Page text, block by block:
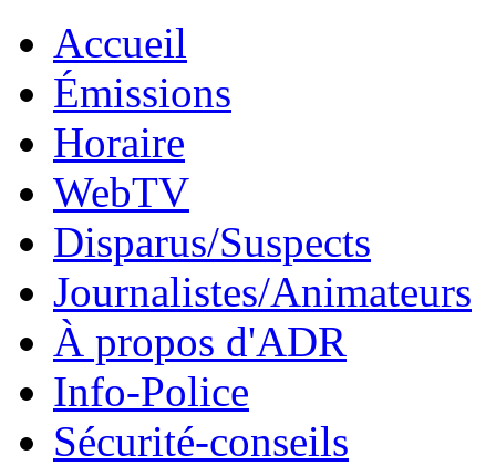
Accueil
Émissions
Horaire
WebTV
Disparus/Suspects
Journalistes/Animateurs
À propos d'ADR
Info-Police
Sécurité-conseils